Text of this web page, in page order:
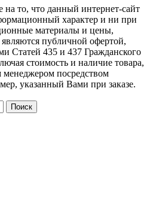
то, что данный интернет-сайт
характер и ни при
материалы и цены,
публичной офертой,
Статей 435 и 437 Гражданского
стоимость и наличие товара,
посредством
указанный Вами при заказе.
Поиск